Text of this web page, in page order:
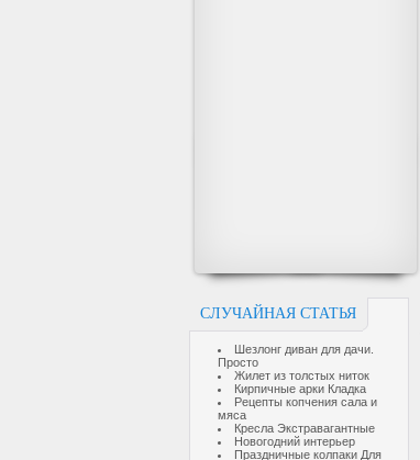
СЛУЧАЙНАЯ СТАТЬЯ
Шезлонг диван для дачи.
Просто
Жилет из толстых ниток
Кирпичные арки Кладка
Рецепты копчения сала и
мяса
Кресла Экстравагантные
Новогодний интерьер
Праздничные колпаки Для